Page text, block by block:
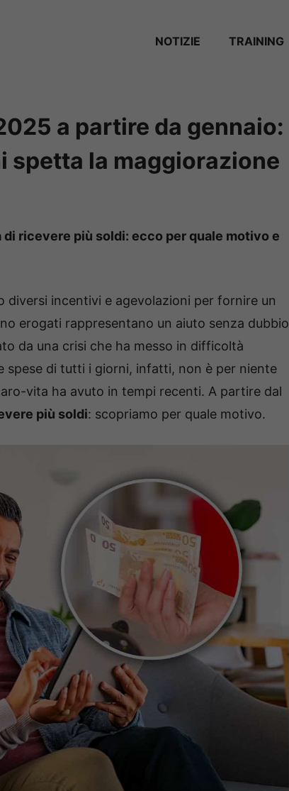
NOTIZIE TRAINING
a partire da gennaio:
spetta la maggiorazione
ricevere più soldi: ecco per quale motivo e
incentivi e agevolazioni per fornire un
erogati rappresentano un aiuto senza dubbio
da una crisi che ha messo in difficoltà
spese di tutti i giorni, infatti, non è per niente
vita ha avuto in tempi recenti. A partire dal
più soldi: scopriamo per quale motivo.